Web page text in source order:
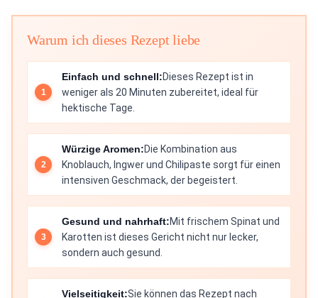
Warum ich dieses Rezept liebe
Einfach und schnell:Dieses Rezept ist in
weniger als 20 Minuten zubereitet, ideal für
hektische Tage.
Würzige Aromen:Die Kombination aus
Knoblauch, Ingwer und Chilipaste sorgt für einen
intensiven Geschmack, der begeistert.
Gesund und nahrhaft:Mit frischem Spinat und
Karotten ist dieses Gericht nicht nur lecker,
sondern auch gesund.
Vielseitigkeit:Sie können das Rezept nach